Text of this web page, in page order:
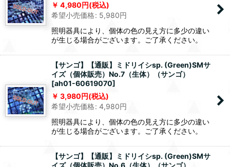
4,980円(税込)
希望小売価格: 5,980円
照明器具により、個体の色の見え方に多少の違い
が生じる場合がございます。ご了承ください。
【サンゴ】【通販】ミドリイシsp. (Green)SMサ
イズ（個体販売）No.7（生体）（サンゴ）
[ah01-60619070]
3,980円(税込)
希望小売価格: 4,980円
照明器具により、個体の色の見え方に多少の違い
が生じる場合がございます。ご了承ください。
【サンゴ】【通販】ミドリイシsp. (Green)SMサ